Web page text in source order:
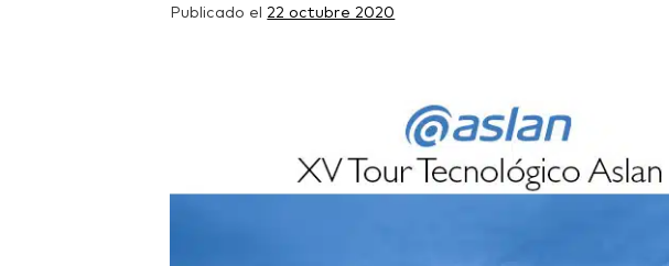
Publicado el 22 octubre 2020